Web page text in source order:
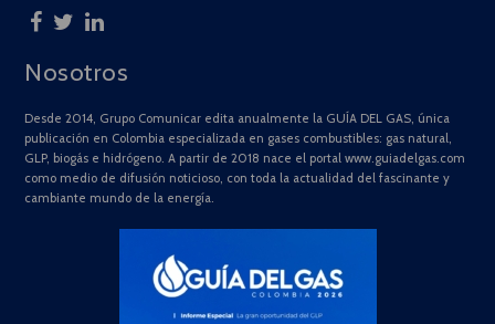
Nosotros
Desde 2014, Grupo Comunicar edita anualmente la GUÍA DEL GAS, única
publicación en Colombia especializada en gases combustibles: gas natural,
GLP, biogás e hidrógeno. A partir de 2018 nace el portal www.guiadelgas.com
como medio de difusión noticioso, con toda la actualidad del fascinante y
cambiante mundo de la energía.